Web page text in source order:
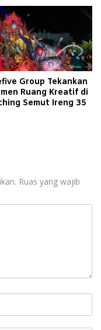
Group Tekankan
Ruang Kreatif di
Semut Ireng 35
Ruas yang wajib